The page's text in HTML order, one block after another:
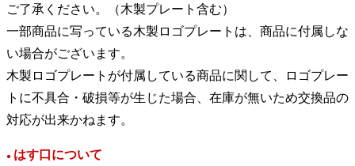
ご了承ください。（木製プレート含む）
⼀部商品に写っている木製ロゴプレートは、商品に付属しな
い場合がございます。
木製ロゴプレートが付属している商品に関して、ロゴプレー
トに不具合・破損等が生じた場合、在庫が無いため交換品の
対応が出来かねます。
● はす口について